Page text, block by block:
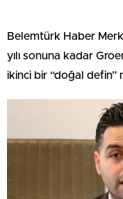
Belemtürk Haber
yılı sonuna kadar
ikinci bir “doğal defin”